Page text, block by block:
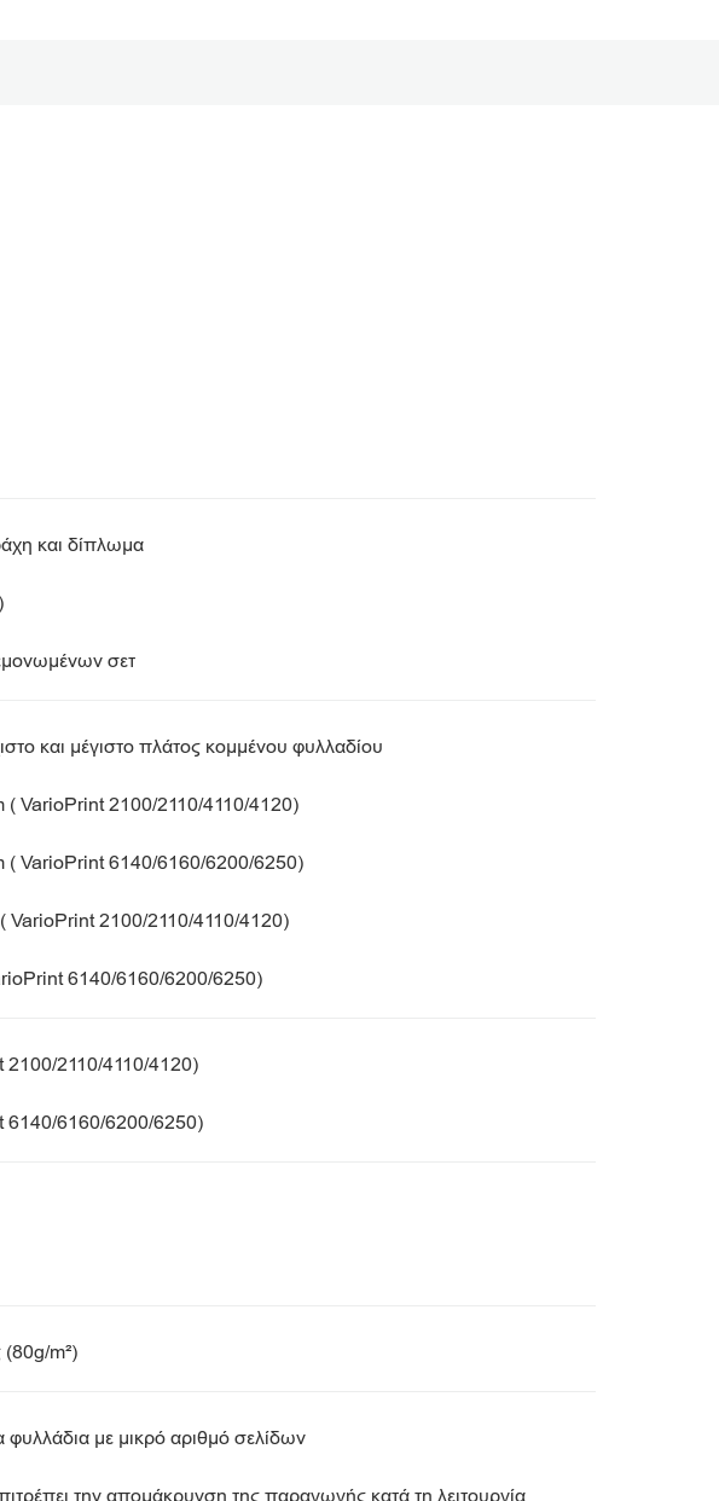
και δίπλωμα
σετ
και μέγιστο πλάτος κομμένου φυλλαδίου
( VarioPrint 2100/2110/4110/4120)
( VarioPrint 6140/6160/6200/6250)
VarioPrint 2100/2110/4110/4120)
6140/6160/6200/6250)
2100/2110/4110/4120)
6140/6160/6200/6250)
m²)
με μικρό αριθμό σελίδων